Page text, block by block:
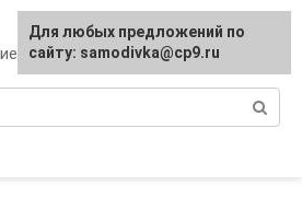
для дома и участка
Для любых предложений по
сайту: samodivka@cp9.ru